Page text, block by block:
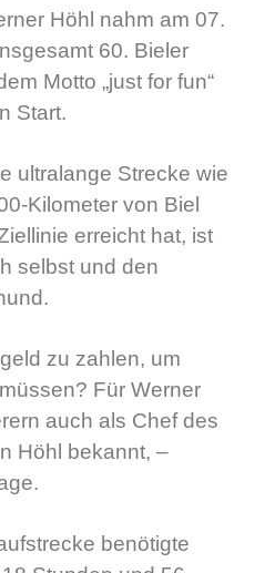
Höhl nahm am 07.
60. Bieler
Motto „just for fun“
Start.
ultralange Strecke wie
Kilometer von Biel
erreicht hat, ist
selbst und den
zu zahlen, um
Für Werner
auch als Chef des
Höhl bekannt, –
benötigte